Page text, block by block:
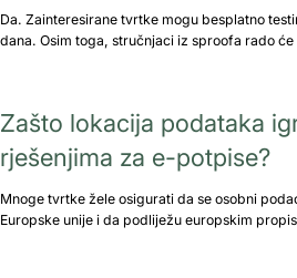
Da. Zainteresirane tvrtke mogu besplatno
dana. Osim toga, stručnjaci iz sproofa rado
Zašto lokacija podataka
rješenjima za e-potpise?
Mnoge tvrtke žele osigurati da se osobni
Europske unije i da podliježu europskim